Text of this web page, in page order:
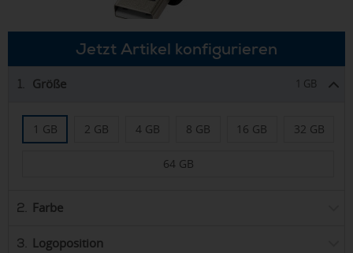
Jetzt Artikel konfigurieren
1. Größe 1 GB
1 GB 2 GB 4 GB 8 GB 16 GB 32 GB
64 GB
2. Farbe
3. Logoposition